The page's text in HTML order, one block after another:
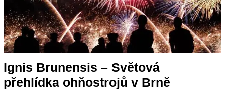
Ignis Brunensis – Světová
přehlídka ohňostrojů v Brně